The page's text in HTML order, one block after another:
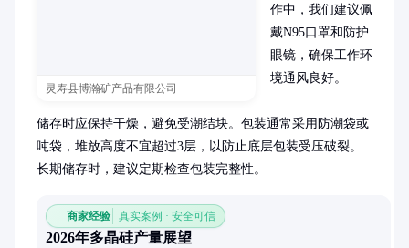
灵寿县博瀚矿产品有限公司
作中，我们建议佩
戴N95口罩和防护
眼镜，确保工作环
境通风良好。
储存时应保持干燥，避免受潮结块。包装通常采用防潮袋或
吨袋，堆放高度不宜超过3层，以防止底层包装受压破裂。
长期储存时，建议定期检查包装完整性。
商家经验 真实案例 · 安全可信
2026年多晶硅产量展望